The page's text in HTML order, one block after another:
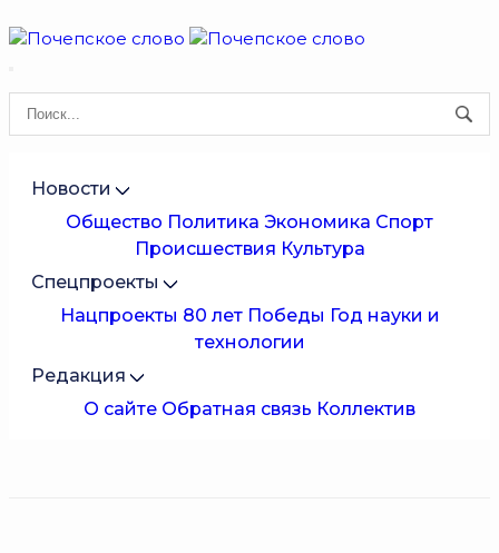
Новости
Общество Политика Экономика Спорт
Происшествия Культура
Спецпроекты
Нацпроекты 80 лет Победы Год науки и
технологии
Редакция
О сайте Обратная связь Коллектив